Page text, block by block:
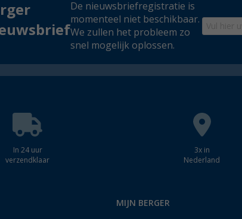
De nieuwsbriefregistratie is
momenteel niet beschikbaar.
We zullen het probleem zo
snel mogelijk oplossen.
In 24 uur
verzendklaar
3x in
Nederland
MIJN BERGER